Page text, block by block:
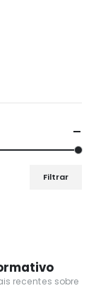
Filtrar
recentes sobre